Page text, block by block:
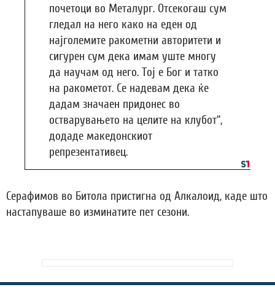
почетоци во Металург. Отсекогаш сум
гледал на него како на еден од
најголемите ракометни авторитети и
сигурен сум дека имам уште многу
да научам од него. Тој е Бог и татко
на ракометот. Се надевам дека ќе
дадам значаен придонес во
остварувањето на целите на клубот“,
додаде македонскиот
репрезентативец.
Серафимов во Битола пристигна од Алкалоид, каде што
настапуваше во изминатите пет сезони.